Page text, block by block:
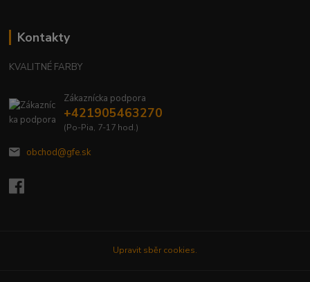
Kontakty
KVALITNÉ FARBY
Zákaznícka podpora
+421905463270
(Po-Pia, 7-17 hod.)
obchod@gfe.sk
Upravit sběr cookies.